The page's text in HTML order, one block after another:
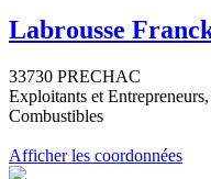
Labrousse
33730 PRECHAC
Exploitants et
Combustibles
Afficher les coordonnées